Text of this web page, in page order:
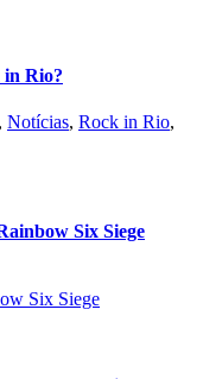
in Rio?
, Notícias, Rock in Rio,
Six Siege
Six Siege